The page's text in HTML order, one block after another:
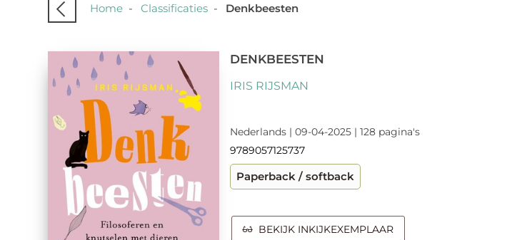
Home - Classificaties - Denkbeesten
DENKBEESTEN
IRIS RIJSMAN
Nederlands | 09-04-2025 | 128 pagina's
9789057125737
Paperback / softback
BEKIJK INKIJKEXEMPLAAR